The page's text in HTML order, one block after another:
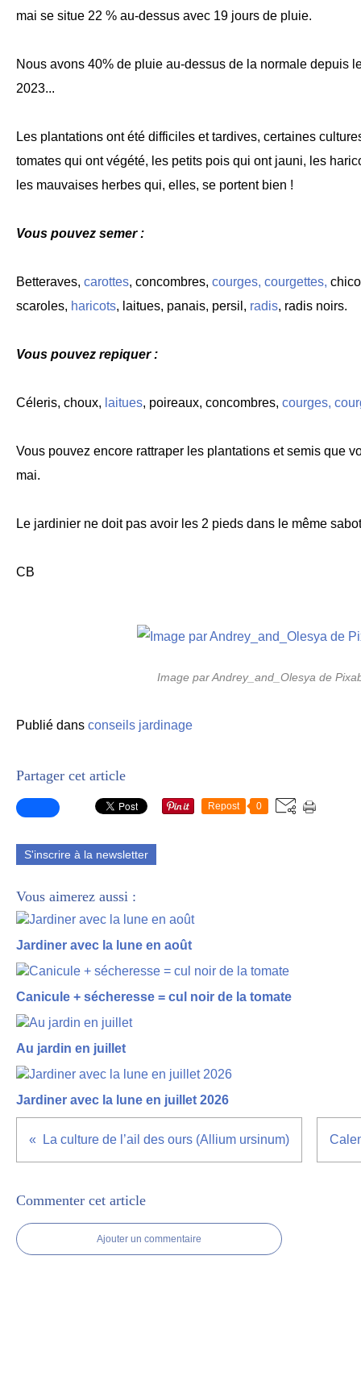
mai se situe 22 % au-dessus avec 19 jours de pluie.
Nous avons 40% de pluie au-dessus de la normale depuis
2023...
Les plantations ont été difficiles et tardives, certaines
tomates qui ont végété, les petits pois qui ont jauni, les
les mauvaises herbes qui, elles, se portent bien !
Vous pouvez semer :
Betteraves, carottes, concombres, courges, courgettes,
scaroles, haricots, laitues, panais, persil, radis, radis noirs.
Vous pouvez repiquer :
Céleris, choux, laitues, poireaux, concombres, courges,
Vous pouvez encore rattraper les plantations et semis que
mai.
Le jardinier ne doit pas avoir les 2 pieds dans le même
CB
Image par Andrey_and_Olesya de
Publié dans conseils jardinage
Partager cet article
Repost 0
S'inscrire à la newsletter
Vous aimerez aussi :
Jardiner avec la lune en août
Canicule + sécheresse = cul noir de la tomate
Au jardin en juillet
Jardiner avec la lune en juillet 2026
La culture de l’ail des ours (Allium ursinum)
Commenter cet article
Ajouter un commentaire